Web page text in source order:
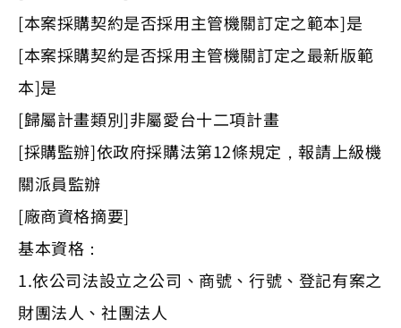
[本案採購契約是否採用主管機關訂定之範本]是
[本案採購契約是否採用主管機關訂定之最新版範
本]是
[歸屬計畫類別]非屬愛台十二項計畫
[採購監辦]依政府採購法第12條規定，報請上級機
關派員監辦
[廠商資格摘要]
基本資格：
1.依公司法設立之公司、商號、行號、登記有案之
財團法人、社團法人